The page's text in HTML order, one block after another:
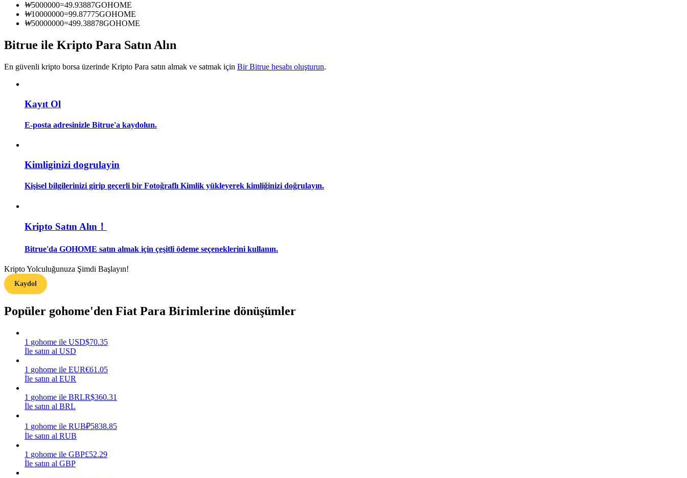
Kopya Tüccarı Olun
Bilgi
Ticaret bilgileri vb. dahil olmak üzere büyük veri analizi.
Rehber
Ticaret stratejileri
Nasıl kârlı kalabileceğinizi öğrenin
₩5000000=49.93887GOHOME
₩10000000=99.87775GOHOME
₩50000000=499.38878GOHOME
Bitrue ile Kripto Para Satın Alın
En güvenli kripto borsa üzerinde Kripto Para satın almak ve satmak için Bir Bitrue hesabı oluşturun.
Kayıt Ol
E-posta adresinizle Bitrue'a kaydolun.
Kimliginizi dogrulayin
Kişisel bilgilerinizi girip geçerli bir Fotoğraflı Kimlik yükleyerek kimliğinizi doğrulayın.
Kripto Satın Alın！
Bitrue'da GOHOME satın almak için çeşitli ödeme seçeneklerini kullanın.
Kripto Yolculuğunuza Şimdi Başlayın!
Kaydol
Popüler gohome'den Fiat Para Birimlerine dönüşümler
1 gohome ile USD$70.35
İle satın al USD
1 gohome ile EUR€61.05
İle satın al EUR
1 gohome ile BRLR$360.31
İle satın al BRL
1 gohome ile RUB₽5838.85
İle satın al RUB
1 gohome ile GBP£52.29
İle satın al GBP